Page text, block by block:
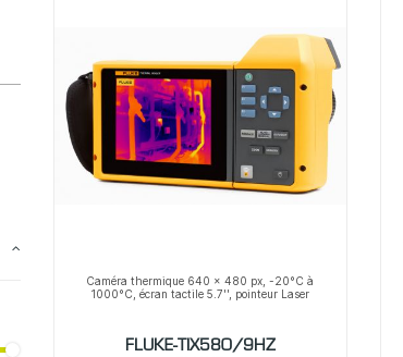
Caméra thermique 640 x 480 px, -20°C à
1000°C, écran tactile 5.7'', pointeur Laser
FLUKE-TIX580/9HZ